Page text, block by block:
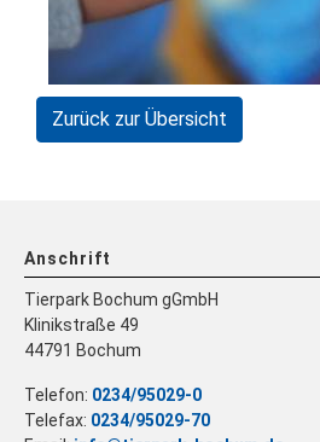
Zurück zur Übersicht
Anschrift
Tierpark Bochum gGmbH
Klinikstraße 49
44791 Bochum
Telefon: 0234/95029-0
Telefax: 0234/95029-70